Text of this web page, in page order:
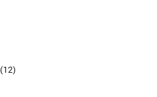
(12)